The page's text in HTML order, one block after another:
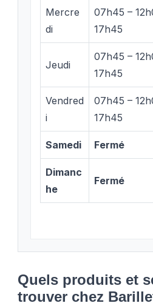
Mercre
di
07h45 –
17h45
Jeudi
07h45 –
17h45
Vendred
i
07h45 –
17h45
Samedi Fermé
Dimanc
he
Fermé
Quels produits et
trouver chez